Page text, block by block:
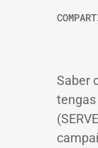
Saber
tengas